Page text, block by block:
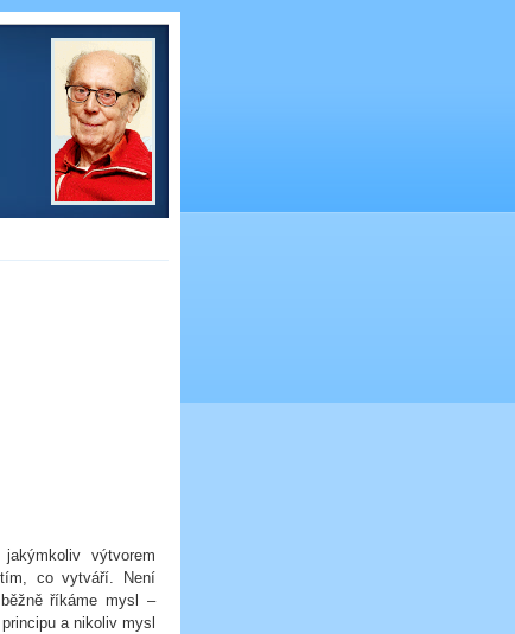
výtvorem
co vytváří. Není
říkáme mysl –
a nikoliv mysl